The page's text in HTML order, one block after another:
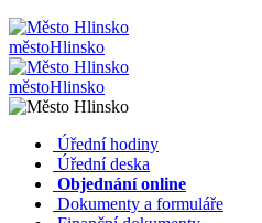
městoHlinsko
městoHlinsko
Úřední hodiny
Úřední deska
Objednání online
Dokumenty a formuláře